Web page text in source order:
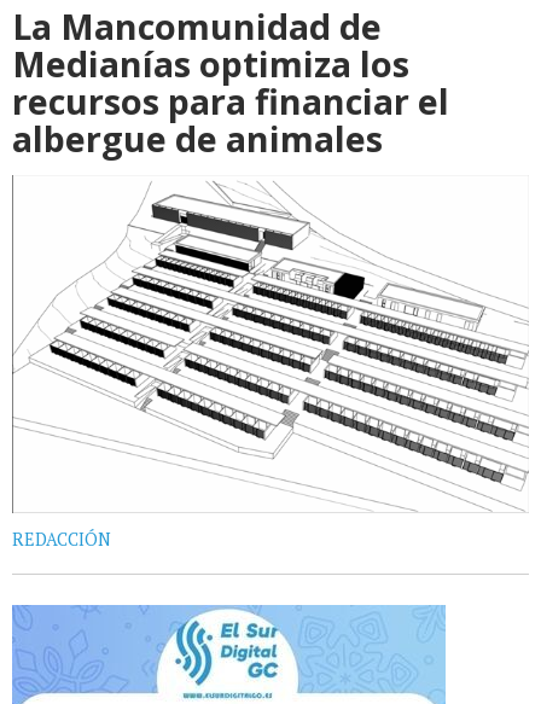
La Mancomunidad de
Medianías optimiza los
recursos para financiar el
albergue de animales
REDACCIÓN